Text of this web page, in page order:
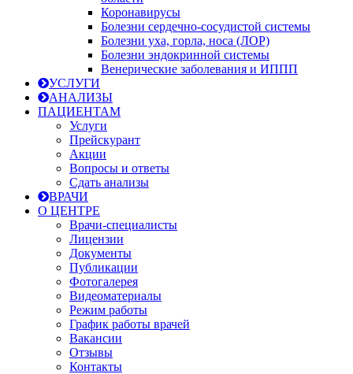
Коронавирусы
Болезни сердечно-сосудистой системы
Болезни уха, горла, носа (ЛОР)
Болезни эндокринной системы
Венерические заболевания и ИППП
УСЛУГИ
АНАЛИЗЫ
ПАЦИЕНТАМ
Услуги
Прейскурант
Акции
Вопросы и ответы
Сдать анализы
ВРАЧИ
О ЦЕНТРЕ
Врачи-специалисты
Лицензии
Документы
Публикации
Фотогалерея
Видеоматериалы
Режим работы
График работы врачей
Вакансии
Отзывы
Контакты